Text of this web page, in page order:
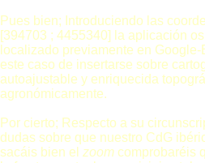
Pues bien; Introduciendo las
[394703 ; 4455340] la aplicación
localizado previamente en
este caso de insertarse sobre
autoajustable y enriquecida
agronómicamente.
Por cierto; Respecto a su
dudas sobre que nuestro CdG
sacáis bien el zoom comprobaréis